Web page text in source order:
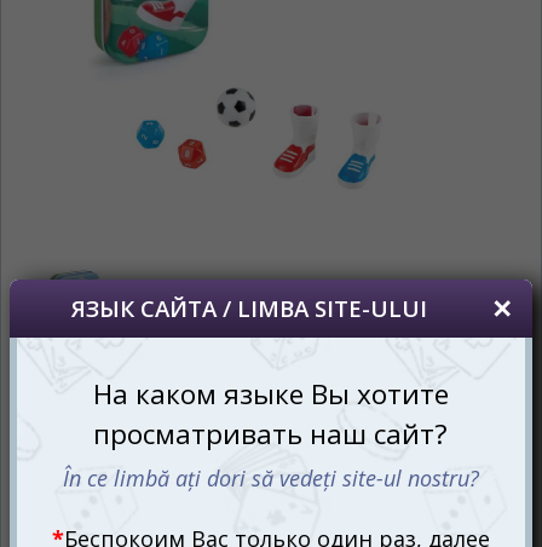
Vă vom deranja doar o singură dată, apoi vă
vom salva alegerea limbii.
сайта, то это можно всегда сделать в
правом верхнем углу страницы.
Dacă doriți să schimbați limba site-ului, puteți
oricând să faceți asta în colțul din dreapta sus